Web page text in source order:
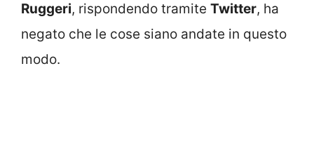
Ruggeri, rispondendo tramite Twitter, ha
negato che le cose siano andate in questo
modo.